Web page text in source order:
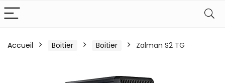
Accueil Boitier Boitier Zalman S2 TG